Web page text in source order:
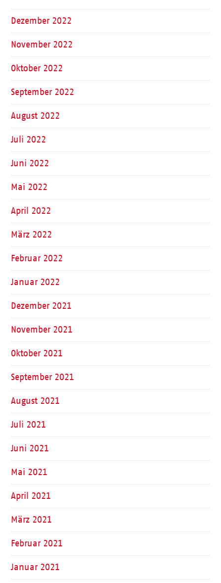
Dezember 2022
November 2022
Oktober 2022
September 2022
August 2022
Juli 2022
Juni 2022
Mai 2022
April 2022
März 2022
Februar 2022
Januar 2022
Dezember 2021
November 2021
Oktober 2021
September 2021
August 2021
Juli 2021
Juni 2021
Mai 2021
April 2021
März 2021
Februar 2021
Januar 2021